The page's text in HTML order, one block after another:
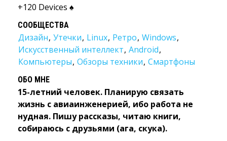
+120 Devices ♠️
СООБЩЕСТВА
Дизайн, Утечки, Linux, Ретро, Windows,
Искусственный интеллект, Android,
Компьютеры, Обзоры техники, Смартфоны
ОБО МНЕ
15-летний человек. Планирую связать
жизнь с авиаинженерией, ибо работа не
нудная. Пишу рассказы, читаю книги,
собираюсь с друзьями (ага, скука).